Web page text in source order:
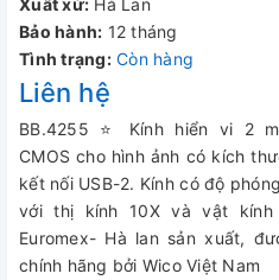
Xuất xứ: Hà Lan
Bảo hành: 12 tháng
Tình trạng: Còn hàng
Liên hệ
BB.4255 ⭐ Kính hiển vi 2
CMOS cho hình ảnh có kích
kết nối USB-2. Kính có độ
với thị kính 10X và vật kính
Euromex- Hà lan sản xuất,
chính hãng bởi Wico Việt Nam